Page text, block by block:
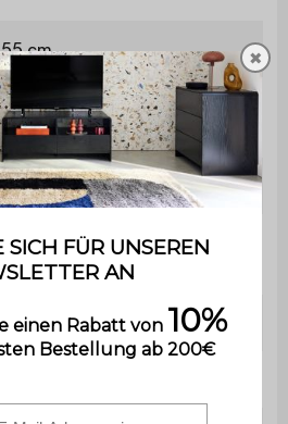
55 cm
10 cm
Nein
110 kg pro Sitzplatz
Innenbereich
✖